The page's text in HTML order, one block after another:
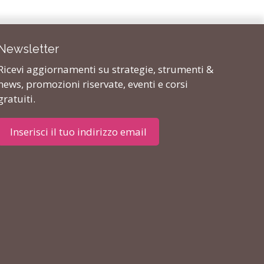
aggiornamenti su strategie, strumenti &
promozioni riservate, eventi e corsi
Inserisci il tuo indirizzo email